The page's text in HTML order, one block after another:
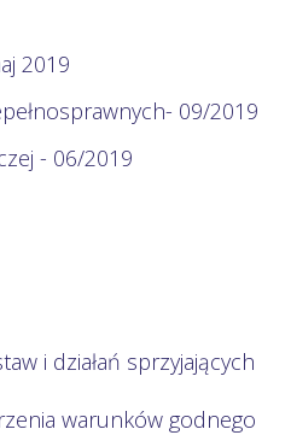
2019
09/2019
- 06/2019
i działań sprzyjających
warunków godnego